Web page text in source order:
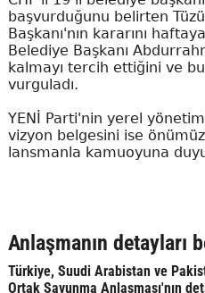
başvurduğunu belirten
Başkanı'nın kararını
Belediye Başkanı
kalmayı tercih ettiğini ve
vurguladı.
YENİ Parti'nin yerel
vizyon belgesini ise
lansmanla kamuoyuna
Anlaşmanın detayları
Türkiye, Suudi Arabistan ve
Ortak Savunma Anlaşması'nın